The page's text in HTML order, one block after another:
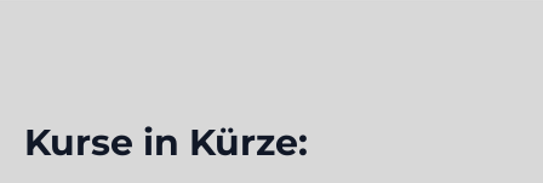
Kurse in Kürze: